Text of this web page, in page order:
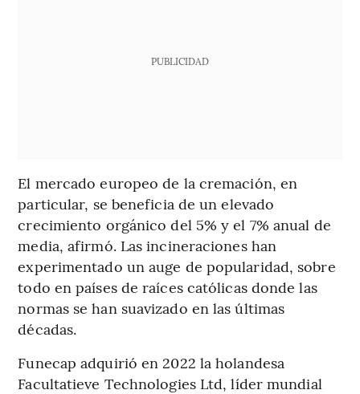
PUBLICIDAD
El mercado europeo de la cremación, en
particular, se beneficia de un elevado
crecimiento orgánico del 5% y el 7% anual de
media, afirmó. Las incineraciones han
experimentado un auge de popularidad, sobre
todo en países de raíces católicas donde las
normas se han suavizado en las últimas
décadas.
Funecap adquirió en 2022 la holandesa
Facultatieve Technologies Ltd, líder mundial